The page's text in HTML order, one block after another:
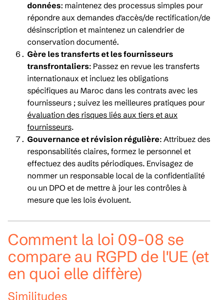
données: maintenez des processus simples pour
répondre aux demandes d'accès/de rectification/de
désinscription et maintenez un calendrier de
conservation documenté.
Gère les transferts et les fournisseurs
transfrontaliers: Passez en revue les transferts
internationaux et incluez les obligations
spécifiques au Maroc dans les contrats avec les
fournisseurs ; suivez les meilleures pratiques pour
évaluation des risques liés aux tiers et aux
fournisseurs.
Gouvernance et révision régulière: Attribuez des
responsabilités claires, formez le personnel et
effectuez des audits périodiques. Envisagez de
nommer un responsable local de la confidentialité
ou un DPO et de mettre à jour les contrôles à
mesure que les lois évoluent.
Comment la loi 09-08 se
compare au RGPD de l'UE (et
en quoi elle diffère)
Similitudes